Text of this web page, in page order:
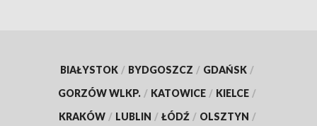
BIAŁYSTOK / BYDGOSZCZ / GDAŃSK /
GORZÓW WLKP. / KATOWICE / KIELCE /
KRAKÓW / LUBLIN / ŁÓDŹ / OLSZTYN /